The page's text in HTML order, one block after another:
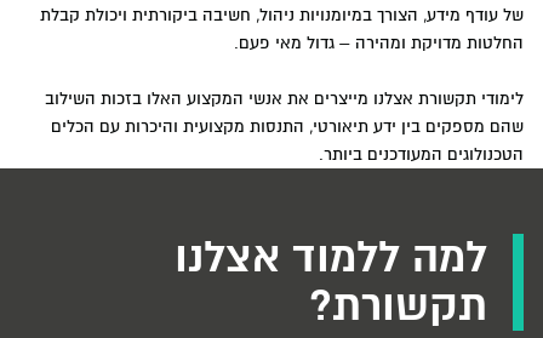
של עודף מידע, הצורך במיומנויות ניהול, חשיבה ביקורתית ויכולת קבלת
החלטות מדויקת ומהירה – גדול מאי פעם.
לימודי תקשורת אצלנו מייצרים את אנשי המקצוע האלו בזכות השילוב
שהם מספקים בין ידע תיאורטי, התנסות מקצועית והיכרות עם הכלים
הטכנולוגים המעודכנים ביותר.
למה ללמוד אצלנו
תקשורת?